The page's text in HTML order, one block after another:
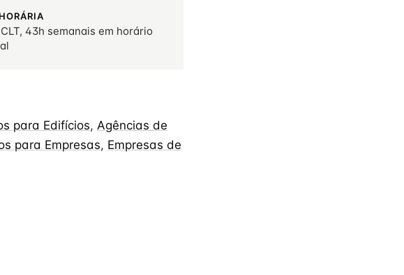
43h semanais em horário
para Edifícios, Agências de
para Empresas, Empresas de